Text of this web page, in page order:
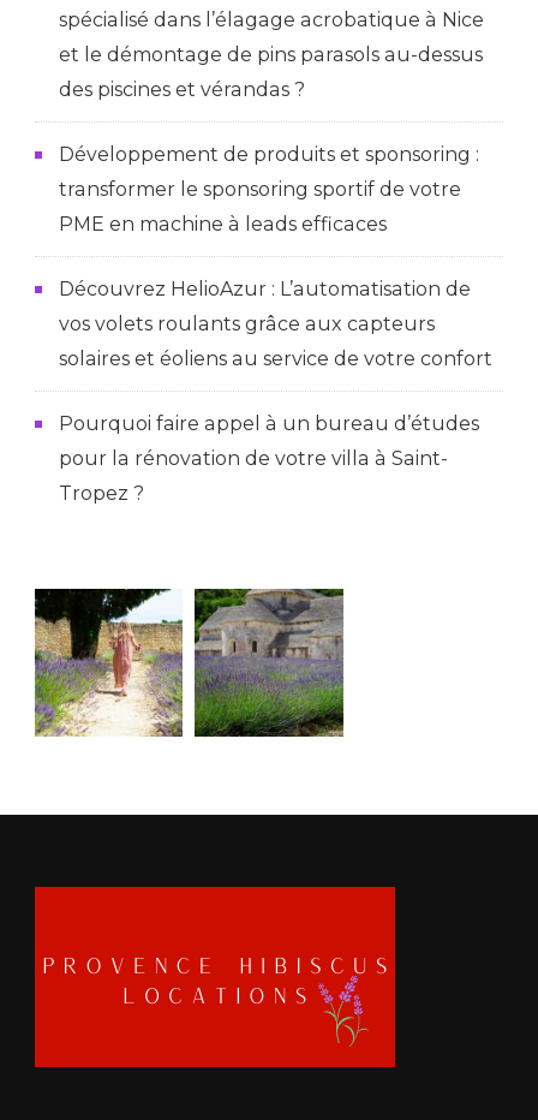
spécialisé dans l’élagage acrobatique à Nice
et le démontage de pins parasols au-dessus
des piscines et vérandas ?
Développement de produits et sponsoring :
transformer le sponsoring sportif de votre
PME en machine à leads efficaces
Découvrez HelioAzur : L’automatisation de
vos volets roulants grâce aux capteurs
solaires et éoliens au service de votre confort
Pourquoi faire appel à un bureau d’études
pour la rénovation de votre villa à Saint-
Tropez ?